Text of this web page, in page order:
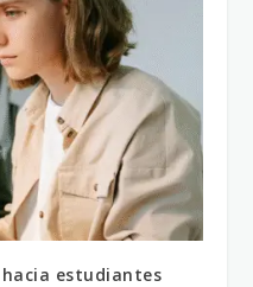
estudiantes